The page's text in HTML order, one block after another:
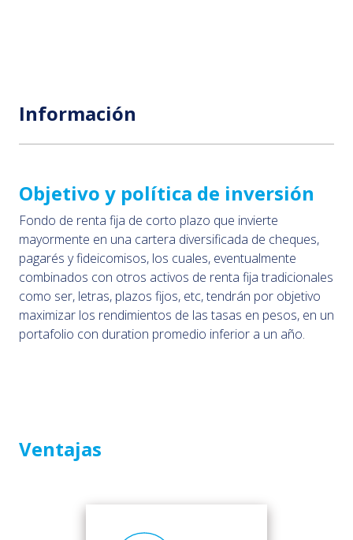
Información
Objetivo y política de inversión
Fondo de renta fija de corto plazo que invierte
mayormente en una cartera diversificada de cheques,
pagarés y fideicomisos, los cuales, eventualmente
combinados con otros activos de renta fija tradicionales
como ser, letras, plazos fijos, etc, tendrán por objetivo
maximizar los rendimientos de las tasas en pesos, en un
portafolio con duration promedio inferior a un año.
Ventajas